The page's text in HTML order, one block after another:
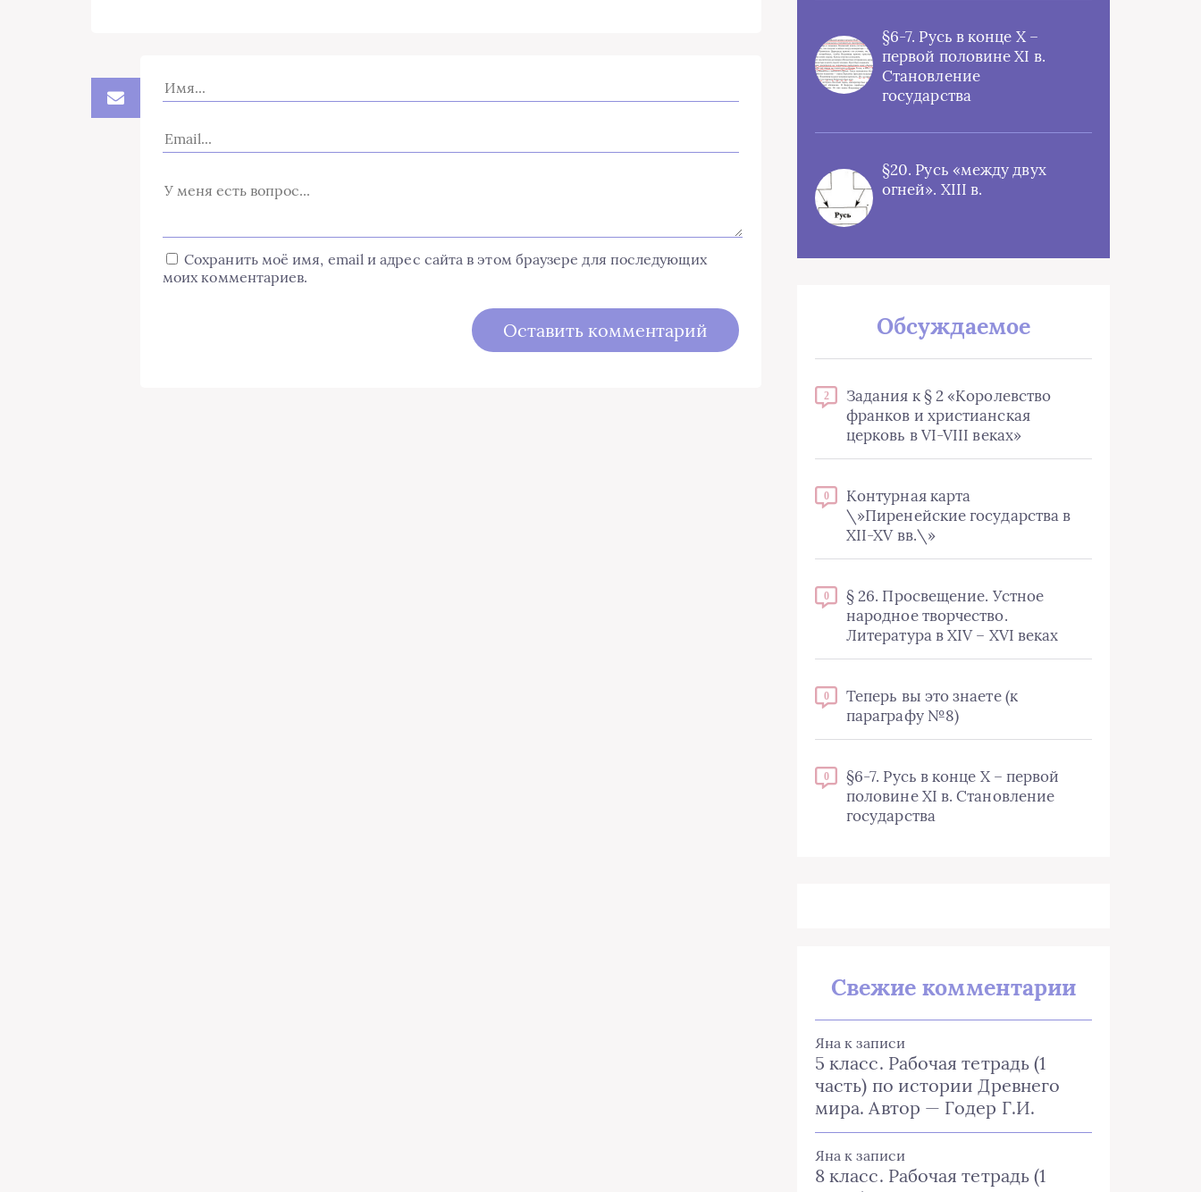
Сохранить моё имя, email и адрес сайта в этом браузере для последующих
моих комментариев.
§6-7. Русь в конце X –
первой половине XI в.
Становление
государства
§20. Русь «между двух
огней». XIII в.
Обсуждаемое
2
Задания к § 2 «Королевство
франков и христианская
церковь в VI-VIII веках»
0
Контурная карта
\»Пиренейские государства в
XII-XV вв.\»
0
§ 26. Просвещение. Устное
народное творчество.
Литература в XIV – XVI веках
0
Теперь вы это знаете (к
параграфу №8)
0
§6-7. Русь в конце X – первой
половине XI в. Становление
государства
Свежие комментарии
Яна к записи
5 класс. Рабочая тетрадь (1
часть) по истории Древнего
мира. Автор — Годер Г.И.
Яна к записи
8 класс. Рабочая тетрадь (1